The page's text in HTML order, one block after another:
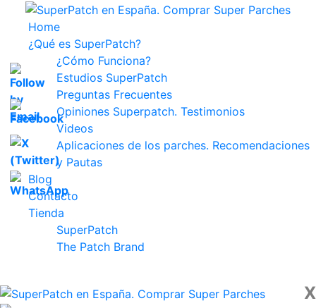
Home
¿Qué es SuperPatch?
¿Cómo Funciona?
Estudios SuperPatch
Preguntas Frecuentes
Opiniones Superpatch. Testimonios
Videos
Aplicaciones de los parches. Recomendaciones
y Pautas
Blog
Contacto
Tienda
SuperPatch
The Patch Brand
X